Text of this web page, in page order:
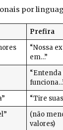
por
Prefira
“Nossa
em…”
“Tire
(não
valores)